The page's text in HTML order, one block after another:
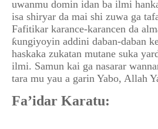
uwanmu domin idan ba ilmi
isa shiryar da mai shi zuwa ga
Fafitikar karance-karancen da
ƙungiyoyin addini daban-daban
haskaka zukatan mutane suka
ilmi. Samun kai ga nasarar
tara mu yau a garin Yabo, Allah
Fa’idar Karatu: